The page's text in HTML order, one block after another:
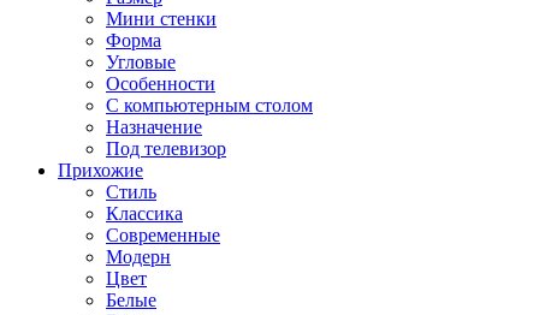
Мини стенки
Форма
Угловые
Особенности
С компьютерным столом
Назначение
Под телевизор
Прихожие
Стиль
Классика
Современные
Модерн
Цвет
Белые